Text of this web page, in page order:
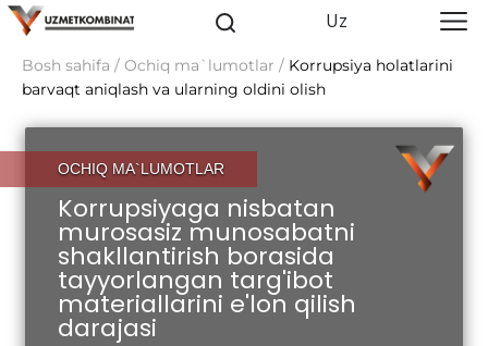
Uz
Bosh sahifa / Ochiq ma`lumotlar / Korrupsiya holatlarini
barvaqt aniqlash va ularning oldini olish
OCHIQ MA`LUMOTLAR
Korrupsiyaga nisbatan
murosasiz munosabatni
shakllantirish borasida
tayyorlangan targ'ibot
materiallarini e'lon qilish
darajasi